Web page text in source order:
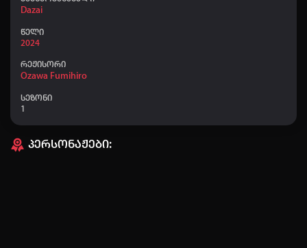
ან
Dazai
წელი
2024
რეჟისორი
Ozawa Fumihiro
სეზონი
1
პერსონაჟები: